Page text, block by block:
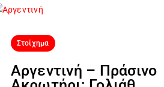
Στοίχημα
Αργεντινή – Πράσινο